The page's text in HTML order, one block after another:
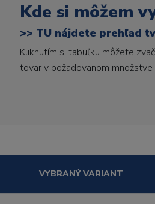
Kde si môžem
>> TU nájdete prehľad
Kliknutím si tabuľku môžete
tovar v požadovanom
VYBRANÝ VARIANT